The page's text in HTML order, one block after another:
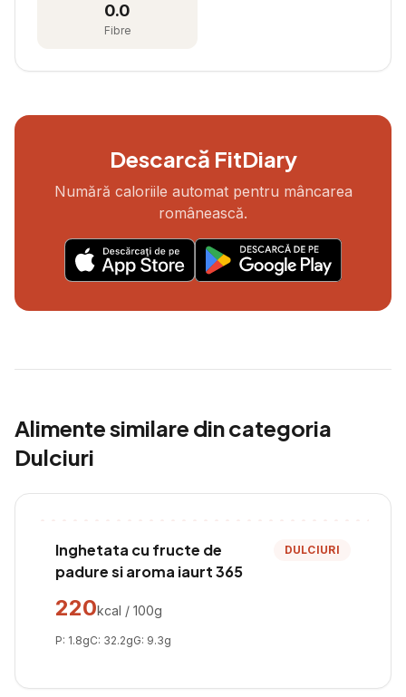
0.0
Fibre
Descarcă FitDiary
Numără caloriile automat pentru mâncarea
românească.
Alimente similare din categoria
Dulciuri
Inghetata cu fructe de
padure si aroma iaurt 365
DULCIURI
220kcal / 100g
P: 1.8gC: 32.2gG: 9.3g